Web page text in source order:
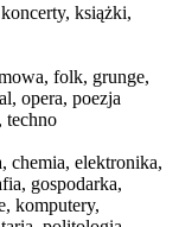
książki,
folk, grunge,
opera, poezja
techno
chemia, elektronika,
gospodarka,
komputery,